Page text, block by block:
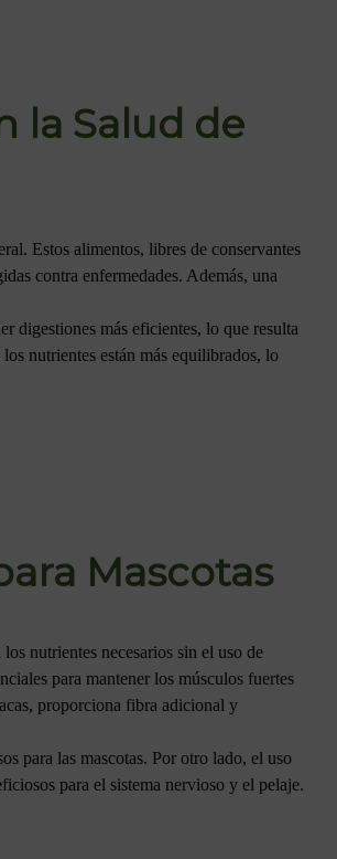
la Salud de
Estos alimentos, libres de conservantes
contra enfermedades. Además, una
digestiones más eficientes, lo que resulta
nutrientes están más equilibrados, lo
Mascotas
nutrientes necesarios sin el uso de
para mantener los músculos fuertes
proporciona fibra adicional y
para las mascotas. Por otro lado, el uso
para el sistema nervioso y el pelaje.